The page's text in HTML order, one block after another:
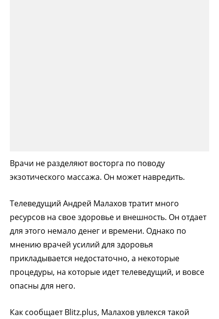
Врачи не разделяют восторга по поводу
экзотического массажа. Он может навредить.
Телеведущий Андрей Малахов тратит много
ресурсов на свое здоровье и внешность. Он отдает
для этого немало денег и времени. Однако по
мнению врачей усилий для здоровья
прикладывается недостаточно, а некоторые
процедуры, на которые идет телеведущий, и вовсе
опасны для него.
Как сообщает Blitz.plus, Малахов увлекся такой